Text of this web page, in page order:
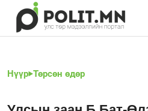
Нүүр Төрсөн өдөр